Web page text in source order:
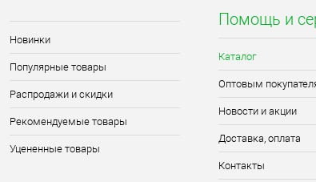
Новинки
Популярные товары
Распродажи и скидки
Рекомендуемые товары
Уцененные товары
Помощь и
Каталог
Оптовым
Новости и акции
Доставка, оплата
Контакты